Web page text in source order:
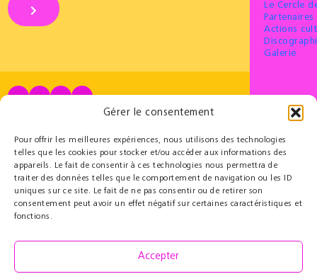
Gérer le consentement
Pour offrir les meilleures expériences, nous utilisons des technologies
telles que les cookies pour stocker et/ou accéder aux informations des
appareils. Le fait de consentir à ces technologies nous permettra de
traiter des données telles que le comportement de navigation ou les ID
uniques sur ce site. Le fait de ne pas consentir ou de retirer son
consentement peut avoir un effet négatif sur certaines caractéristiques et
fonctions.
Accepter
Le Cercle
Actions
Galerie
Le Cercle des Mécènes
Partenaires institutionnels
Nous soutenir
Éducatif
Résidences pédagogiques
t@lenschool
Ressources
Grand Parcours Sonore
Contact
Équipe